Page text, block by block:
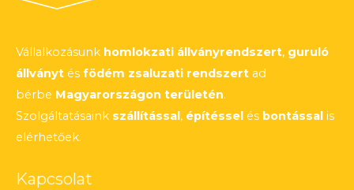
Vállalkozásunk homlokzati állványrendszert, guruló
állványt és födém zsaluzati rendszert ad
bérbe Magyarországon területén.
Szolgáltatásaink szállítással, építéssel és bontással is
elérhetőek.
Kapcsolat